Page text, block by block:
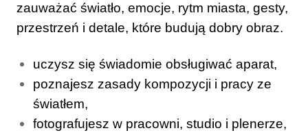
zauważać światło, emocje, rytm miasta, gesty,
przestrzeń i detale, które budują dobry obraz.
uczysz się świadomie obsługiwać aparat,
poznajesz zasady kompozycji i pracy ze
światłem,
fotografujesz w pracowni, studio i plenerze,